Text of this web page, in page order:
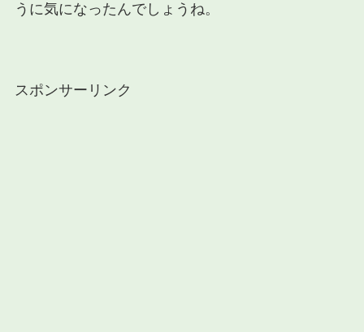
うに気になったんでしょうね。
スポンサーリンク